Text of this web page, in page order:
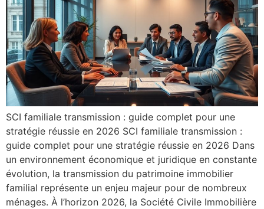
SCI familiale transmission : guide complet pour une
stratégie réussie en 2026 SCI familiale transmission :
guide complet pour une stratégie réussie en 2026 Dans
un environnement économique et juridique en constante
évolution, la transmission du patrimoine immobilier
familial représente un enjeu majeur pour de nombreux
ménages. À l’horizon 2026, la Société Civile Immobilière